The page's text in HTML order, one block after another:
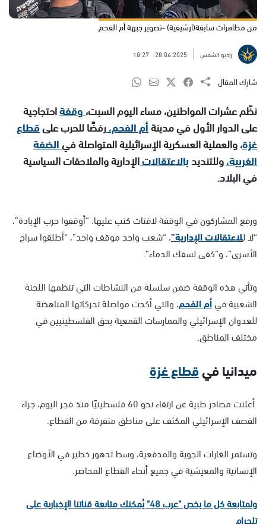
من مظاهرات سابقة(ارشيفية) -تصوير جبهة أم الفحم
راديو الشمس 28.06.2025
18:27
شارك المقال
نظّم عشرات المواطنين، مساء اليوم السبت،وقفةاحتجاجية
على الدوار الأول في مدينةأم الفحم،رفضًا للحرب علىقطاع
غزة، والعملية العسكرية الإسرائيلية المتواصلة فيالضفة
الغربية،وللتنديدبالاعتقالاتالإدارية والملاحقات السياسية
في البلاد.
ورفع المشاركون في الوقفة لافتات كتب عليها: “أوقفوا حرب الإبادة”،
“لا للاعتقالات الإدارية”، “شعب واحد موقف واحد”، “أطلقوا سراح
الأسرى”، و”كفى لسفك الدماء”.
وتأتي هذه الوقفة ضمن سلسلة من النشاطات التي تنظمها اللجنة
الشعبية فيأم الفحم، والتي أكدت مواصلة تحركاتها المناهضة
للعدوان الإسرائيلي والممارسات القمعية بحق الفلسطينيين في
مختلف المناطق.
ميدانيا فيقطاع غزة
أعلنت مصادر طبية عن ارتقاء نحو 60 فلسطينيًا منذ فجر اليوم، جراء
القصف الإسرائيلي المكثف على مناطق متفرقة من القطاع.
وتستمر الغارات الجوية والمدفعية، وسط تدهور خطير في الأوضاع
الإنسانية والمعيشية في جميع أنحاء القطاع المحاصر.
ولمتابعة كل ما يخص "عرب 48" يُمكنك متابعة قناتنا الإخبارية على
تلجرام